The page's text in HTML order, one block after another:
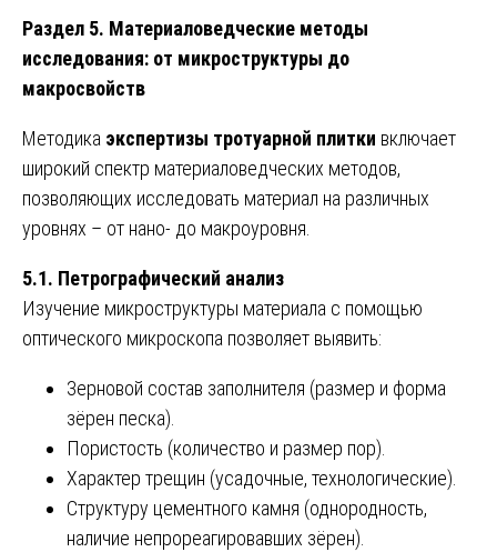
Раздел 5. Материаловедческие методы
исследования: от микроструктуры до
макросвойств
Методика экспертизы тротуарной плитки включает
широкий спектр материаловедческих методов,
позволяющих исследовать материал на различных
уровнях – от нано- до макроуровня.
5.1. Петрографический анализ
Изучение микроструктуры материала с помощью
оптического микроскопа позволяет выявить:
Зерновой состав заполнителя (размер и форма
зёрен песка).
Пористость (количество и размер пор).
Характер трещин (усадочные, технологические).
Структуру цементного камня (однородность,
наличие непрореагировавших зёрен).